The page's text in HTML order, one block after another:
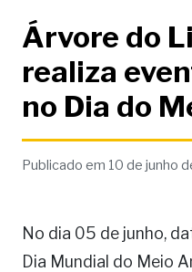
Árvore do
realiza
no Dia do
Publicado em 10 de junho
No dia 05 de junho,
Dia Mundial do Meio